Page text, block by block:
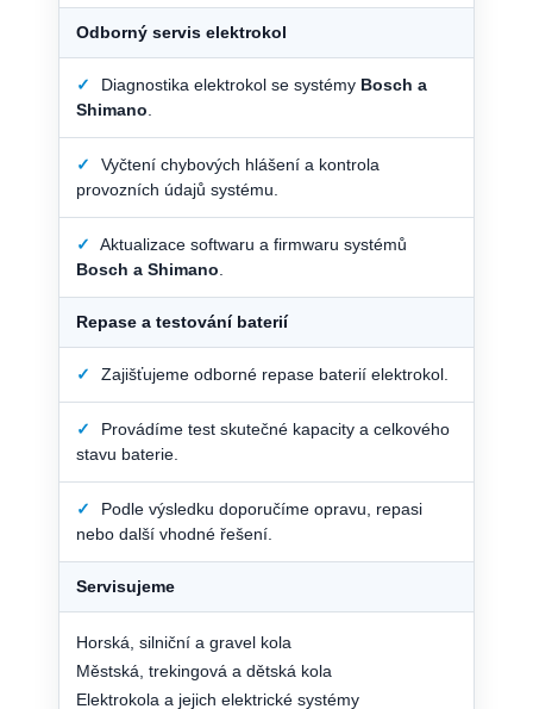
Odborný servis elektrokol
✓ Diagnostika elektrokol se systémy Bosch a
Shimano
✓
Vyčtení chybových hlášení a kontrola
provozních údajů systému.
✓
Aktualizace softwaru a firmwaru systémů
Bosch a Shimano
Repase a testování baterií
✓ Zajišťujeme odborné repase baterií elektrokol.
✓
Provádíme test skutečné kapacity a celkového
stavu baterie.
✓
Podle výsledku doporučíme opravu, repasi
nebo další vhodné řešení.
Servisujeme
Horská, silniční a gravel kola
Městská, trekingová a dětská kola
Elektrokola a jejich elektrické systémy